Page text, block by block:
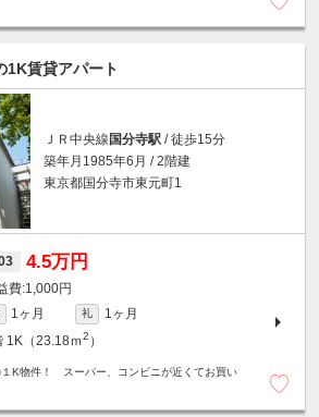
1K賃貸アパート
ＪＲ中央線 国分寺駅 / 徒歩15分
築年月1985年6月 / 2階建
東京都国分寺市東元町1
4.5万円
1,000円
1ヶ月 礼
1ヶ月
1K（23.18ｍ2 ）
K物件！ スーパー、コンビニが近くてお買い